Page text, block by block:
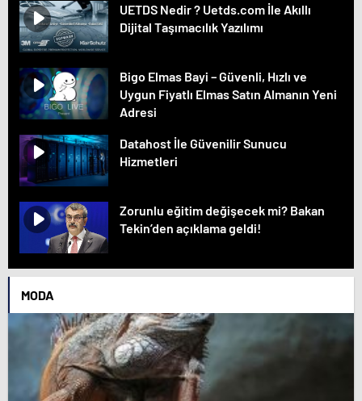
UETDS Nedir ? Uetds.com İle Akıllı
Dijital Taşımacılık Yazılımı
Bigo Elmas Bayi – Güvenli, Hızlı ve
Uygun Fiyatlı Elmas Satın Almanın Yeni
Adresi
Datahost İle Güvenilir Sunucu
Hizmetleri
Zorunlu eğitim değişecek mi? Bakan
Tekin’den açıklama geldi!
MODA